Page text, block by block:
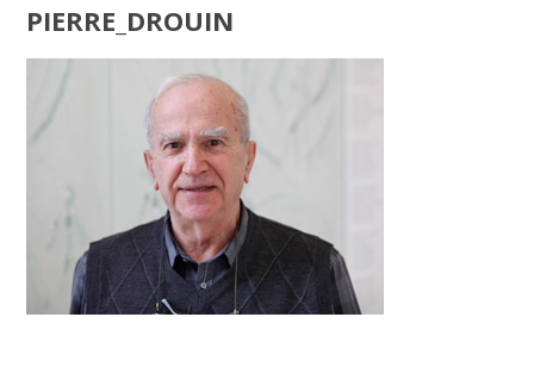
PIERRE_DROUIN